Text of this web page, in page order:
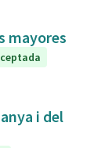
mayores
i del